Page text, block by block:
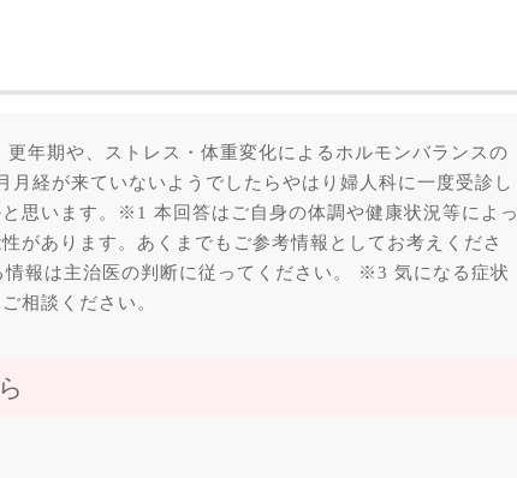
年期や、ストレス・体重変化によるホルモンバランスの
月経が来ていないようでしたらやはり婦人科に一度受診し
思います。※1 本回答はご自身の体調や健康状況等によっ
があります。あくまでもご参考情報としてお考えくださ
報は主治医の判断に従ってください。 ※3 気になる症状
相談ください。